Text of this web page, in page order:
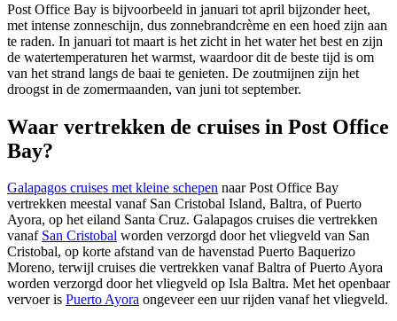
Post Office Bay is bijvoorbeeld in januari tot april bijzonder heet,
met intense zonneschijn, dus zonnebrandcrème en een hoed zijn aan
te raden. In januari tot maart is het zicht in het water het best en zijn
de watertemperaturen het warmst, waardoor dit de beste tijd is om
van het strand langs de baai te genieten. De zoutmijnen zijn het
droogst in de zomermaanden, van juni tot september.
Waar vertrekken de cruises in Post Office
Bay?
Galapagos cruises met kleine schepen naar Post Office Bay
vertrekken meestal vanaf San Cristobal Island, Baltra, of Puerto
Ayora, op het eiland Santa Cruz. Galapagos cruises die vertrekken
vanaf San Cristobal worden verzorgd door het vliegveld van San
Cristobal, op korte afstand van de havenstad Puerto Baquerizo
Moreno, terwijl cruises die vertrekken vanaf Baltra of Puerto Ayora
worden verzorgd door het vliegveld op Isla Baltra. Met het openbaar
vervoer is Puerto Ayora ongeveer een uur rijden vanaf het vliegveld.